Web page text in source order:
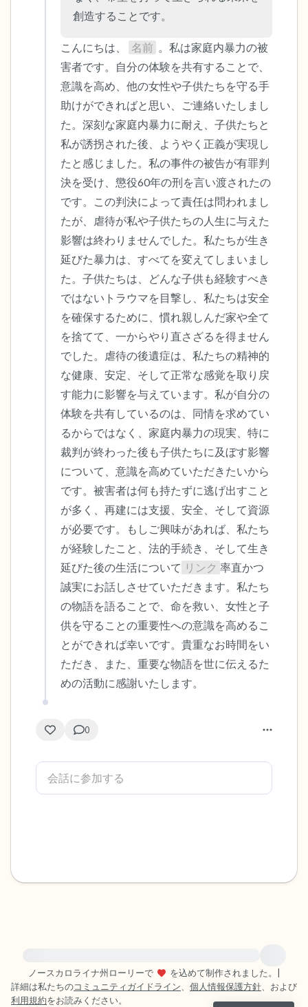
創造することです。
こんにちは、 名前 。私は家庭内暴力の被
害者です。自分の体験を共有することで、
意識を高め、他の女性や子供たちを守る手
助けができればと思い、ご連絡いたしまし
た。深刻な家庭内暴力に耐え、子供たちと
私が誘拐された後、ようやく正義が実現し
たと感じました。私の事件の被告が有罪判
決を受け、懲役60年の刑を言い渡されたの
です。この判決によって責任は問われまし
たが、虐待が私や子供たちの人生に与えた
影響は終わりませんでした。私たちが生き
延びた暴力は、すべてを変えてしまいまし
た。子供たちは、どんな子供も経験すべき
ではないトラウマを目撃し、私たちは安全
を確保するために、慣れ親しんだ家や全て
を捨てて、一からやり直さざるを得ません
でした。虐待の後遺症は、私たちの精神的
な健康、安定、そして正常な感覚を取り戻
す能力に影響を与えています。私が自分の
体験を共有しているのは、同情を求めてい
るからではなく、家庭内暴力の現実、特に
裁判が終わった後も子供たちに及ぼす影響
について、意識を高めていただきたいから
です。被害者は何も持たずに逃げ出すこと
が多く、再建には支援、安全、そして資源
が必要です。もしご興味があれば、私たち
が経験したこと、法的手続き、そして生き
延びた後の生活について リンク 率直かつ
誠実にお話しさせていただきます。私たち
の物語を語ることで、命を救い、女性と子
供を守ることの重要性への意識を高めるこ
とができれば幸いです。貴重なお時間をい
ただき、また、重要な物語を世に伝えるた
めの活動に感謝いたします。
0
ノースカロライナ州ローリーで
を込めて制作されました。
詳細は私たちのコミュニティガイドライン、 個人情報保護方針、および
利用規約をお読みください。